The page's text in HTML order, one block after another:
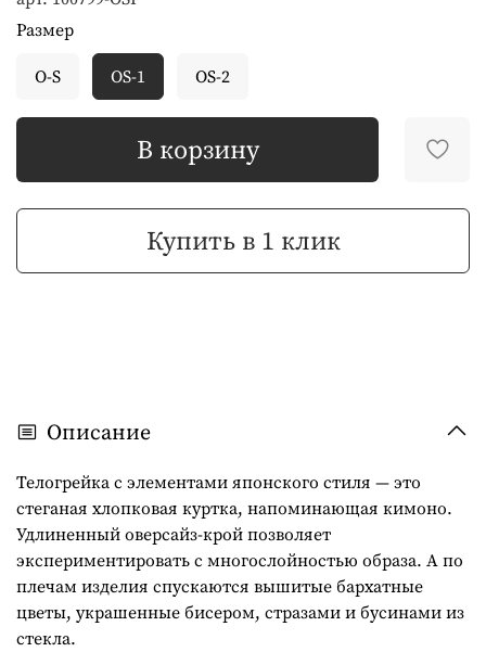
В корзину
Купить в 1 клик
Размер
O-S
OS-1 OS-2
Описание
Телогрейка с элементами японского стиля — это
стеганая хлопковая куртка, напоминающая кимоно.
Удлиненный оверсайз-крой позволяет
экспериментировать с многослойностью образа. А по
плечам изделия спускаются вышитые бархатные
цветы, украшенные бисером, стразами и бусинами из
стекла.